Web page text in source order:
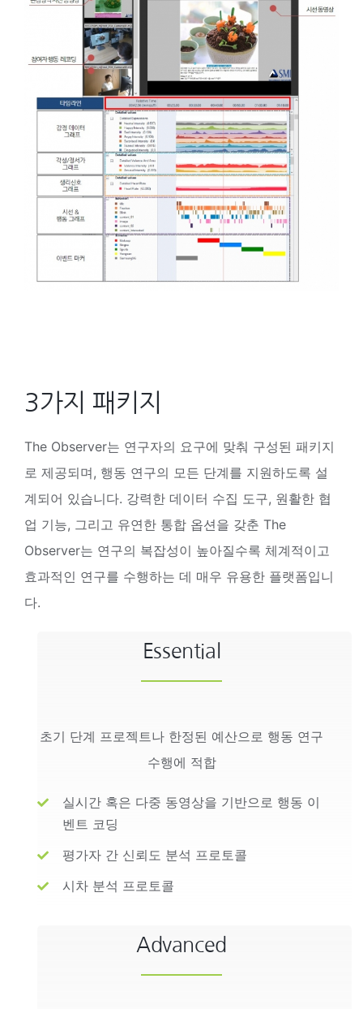
3가지 패키지
The Observer는 연구자의 요구에 맞춰 구성된 패키지
로 제공되며, 행동 연구의 모든 단계를 지원하도록 설
계되어 있습니다. 강력한 데이터 수집 도구, 원활한 협
업 기능, 그리고 유연한 통합 옵션을 갖춘 The
Observer는 연구의 복잡성이 높아질수록 체계적이고
효과적인 연구를 수행하는 데 매우 유용한 플랫폼입니
다.
Essential
초기 단계 프로젝트나 한정된 예산으로 행동 연구
수행에 적합
실시간 혹은 다중 동영상을 기반으로 행동 이
벤트 코딩
평가자 간 신뢰도 분석 프로토콜
시차 분석 프로토콜
Advanced